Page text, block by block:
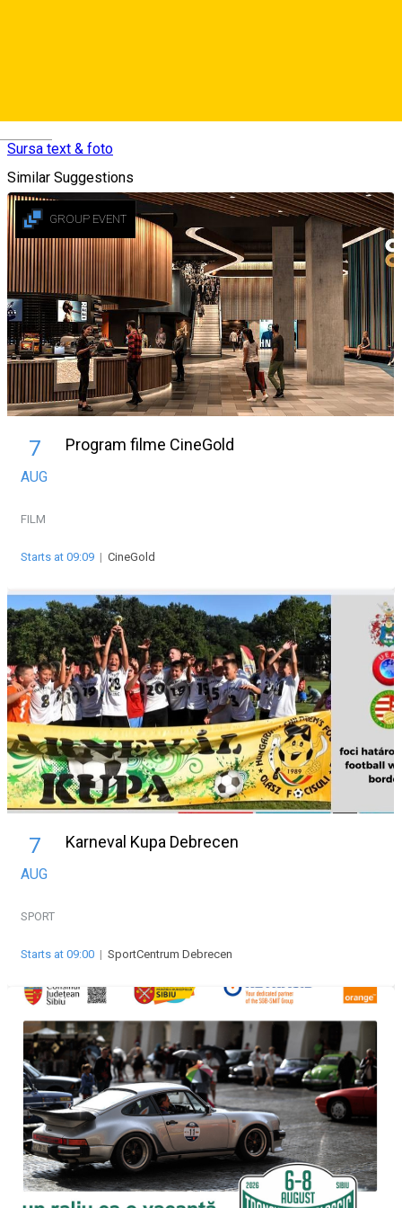
Sursa text & foto
Similar Suggestions
GROUP EVENT
7
AUG
Program filme CineGold
FILM
Starts at 09:09 | CineGold
7
AUG
Karneval Kupa Debrecen
SPORT
Starts at 09:00 | SportCentrum Debrecen